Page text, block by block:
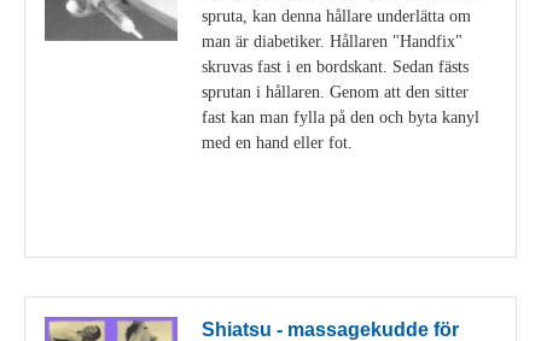
spruta, kan denna hållare underlätta om
man är diabetiker. Hållaren "Handfix"
skruvas fast i en bordskant. Sedan fästs
sprutan i hållaren. Genom att den sitter
fast kan man fylla på den och byta kanyl
med en hand eller fot.
Shiatsu - massagekudde för